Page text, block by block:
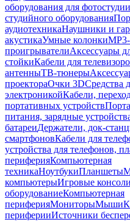
оборудования для фотостудии
студийного оборудования
аудиотехникаНаушники и
акустикаУмные колонки
проигрывателиАксессуары
стойкиКабели для
антенныТВ-тюнеры
проектораОчки 3DСредства
электроникойКабели,
портативных устройств
питания, зарядные
батареиДержатели, док-
смартфоновКабели для
устройства для телефонов,
периферияКомпьютерная
техникаНоутбукиПланшеты
компьютерыИгровые консоли
оборудованиеКомпьютерная
периферияМониторыМыши
периферииИсточники